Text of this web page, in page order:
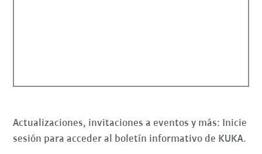
Actualizaciones, invitaciones a eventos y más: Inicie
sesión para acceder al boletín informativo de KUKA.